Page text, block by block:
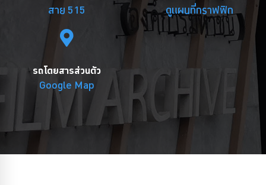
สาย 515 ดูแผนที่กราฟฟิก
รถโดยสารส่วนตัว
Google Map